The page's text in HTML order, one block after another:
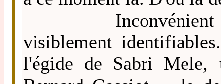
Inconvénient : la
visiblement
l'égide de Sabri Mele,